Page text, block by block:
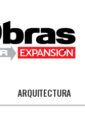
ARQUITECTURA